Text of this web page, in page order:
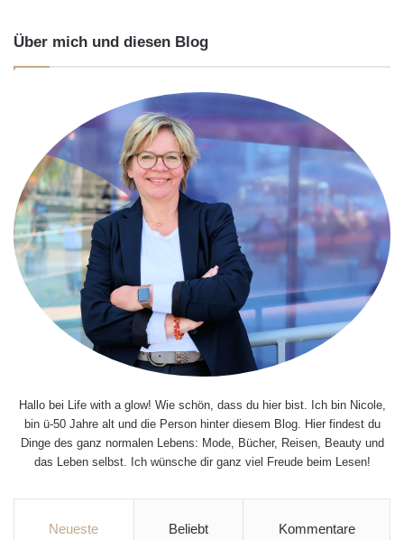
Über mich und diesen Blog
Hallo bei Life with a glow! Wie schön, dass du hier bist. Ich bin Nicole,
bin ü-50 Jahre alt und die Person hinter diesem Blog. Hier findest du
Dinge des ganz normalen Lebens: Mode, Bücher, Reisen, Beauty und
das Leben selbst. Ich wünsche dir ganz viel Freude beim Lesen!
Neueste Beliebt Kommentare